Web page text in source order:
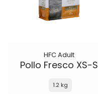
HFC Adult
Pollo Fresco XS-S
1.2 kg